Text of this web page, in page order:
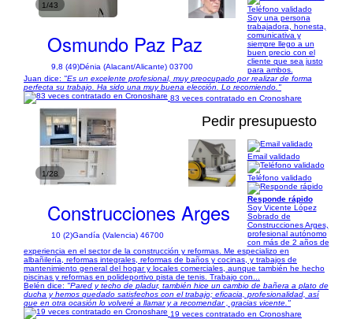
1/43
Osmundo Paz Paz
9,8 (49)Dénia (Alacant/Alicante) 03700
Teléfono validado
Soy una persona
trabajadora, honesta,
comunicativa y
siempre llego a un
buen precio con el
cliente que sea justo
para ambos.
Juan dice: "Es un excelente profesional, muy preocupado por realizar de forma
perfecta su trabajo. Ha sido una muy buena elección. Lo recomiendo."
83 veces contratado en Cronoshare
1/28
Pedir presupuesto
Construcciones Arges
10 (2)Gandía (Valencia) 46700
Email validado
Teléfono validado
Responde rápido
Soy Vicente López
Sobrado de
Construcciones Arges,
profesional autónomo
con más de 2 años de
experiencia en el sector de la construcción y reformas. Me especializo en
albañilería, reformas integrales, reformas de baños y cocinas, y trabajos de
mantenimiento general del hogar y locales comerciales, aunque también he hecho
piscinas y reformas en polideportivo pista de tenis. Trabajo con...
Belén dice: "Pared y techo de pladur, también hice un cambio de bañera a plato de
ducha y hemos quedado satisfechos con el trabajo; eficacia, profesionalidad, así
que en otra ocasión lo volveré a llamar y a recomendar , gracias vicente."
19 veces contratado en Cronoshare